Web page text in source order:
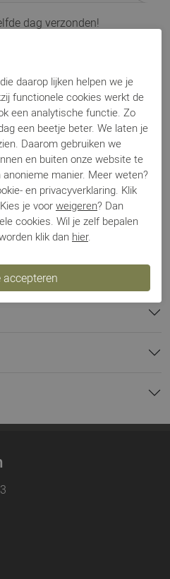
dag verzonden!
15.1212
sportief
daarop lijken helpen we je
functionele cookies werkt de
een analytische functie. Zo
een beetje beter. We laten je
Daarom gebruiken we
en buiten onze website te
manier. Meer weten?
en privacyverklaring. Klik
je voor weigeren? Dan
cookies. Wil je zelf bepalen
klik dan hier.